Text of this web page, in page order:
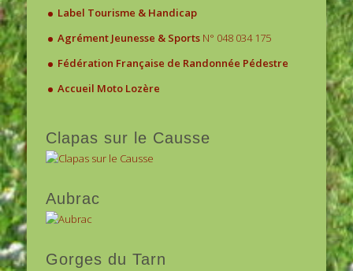
Label Tourisme & Handicap
. Agrément Jeunesse & Sports N° 048 034 175
. Fédération Française de Randonnée Pédestre
. Accueil Moto Lozère
Clapas sur le Causse
Aubrac
Gorges du Tarn